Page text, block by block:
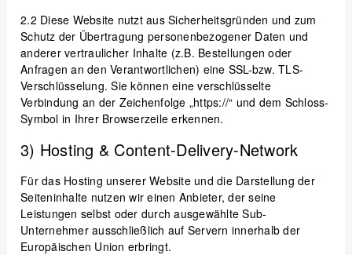
2.2 Diese Website nutzt aus Sicherheitsgründen und zum
Schutz der Übertragung personenbezogener Daten und
anderer vertraulicher Inhalte (z.B. Bestellungen oder
Anfragen an den Verantwortlichen) eine SSL-bzw. TLS-
Verschlüsselung. Sie können eine verschlüsselte
Verbindung an der Zeichenfolge „https://“ und dem Schloss-
Symbol in Ihrer Browserzeile erkennen.
3) Hosting & Content-Delivery-Network
Für das Hosting unserer Website und die Darstellung der
Seiteninhalte nutzen wir einen Anbieter, der seine
Leistungen selbst oder durch ausgewählte Sub-
Unternehmer ausschließlich auf Servern innerhalb der
Europäischen Union erbringt.